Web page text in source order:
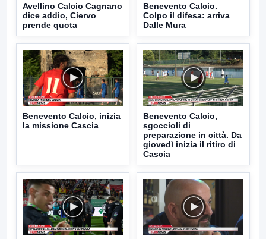
Avellino Calcio Cagnano
dice addio, Ciervo
prende quota
Benevento Calcio.
Colpo il difesa: arriva
Dalle Mura
Benevento Calcio, inizia
la missione Cascia
Benevento Calcio,
sgoccioli di
preparazione in città. Da
giovedì inizia il ritiro di
Cascia